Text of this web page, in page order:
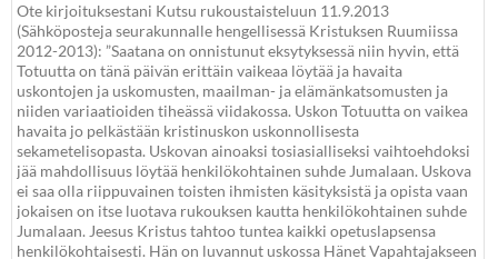
Ote kirjoituksestani Kutsu rukoustaisteluun 11.9.2013
(Sähköposteja seurakunnalle hengellisessä Kristuksen Ruumiissa
2012-2013): ”Saatana on onnistunut eksytyksessä niin hyvin, että
Totuutta on tänä päivän erittäin vaikeaa löytää ja havaita
uskontojen ja uskomusten, maailman- ja elämänkatsomusten ja
niiden variaatioiden tiheässä viidakossa. Uskon Totuutta on vaikea
havaita jo pelkästään kristinuskon uskonnollisesta
sekametelisopasta. Uskovan ainoaksi tosiasialliseksi vaihtoehdoksi
jää mahdollisuus löytää henkilökohtainen suhde Jumalaan. Uskova
ei saa olla riippuvainen toisten ihmisten käsityksistä ja opista vaan
jokaisen on itse luotava rukouksen kautta henkilökohtainen suhde
Jumalaan. Jeesus Kristus tahtoo tuntea kaikki opetuslapsensa
henkilökohtaisesti. Hän on luvannut uskossa Hänet Vapahtajakseen